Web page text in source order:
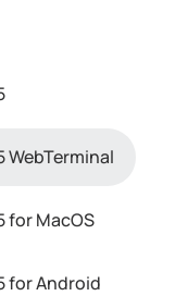
WebTerminal
for MacOS
for Android